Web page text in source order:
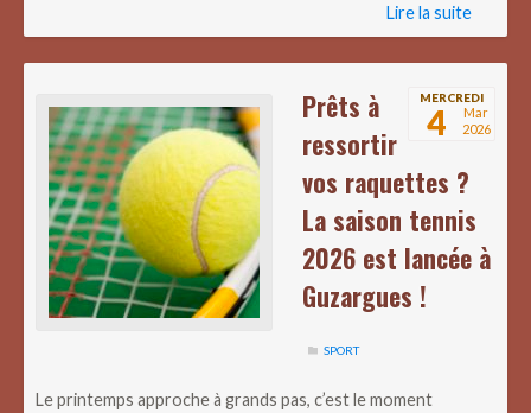
Lire la suite
MERCREDI
4
Mar
2026
Prêts à
ressortir
vos raquettes ?
La saison tennis
2026 est lancée à
Guzargues !
SPORT
Le printemps approche à grands pas, c’est le moment